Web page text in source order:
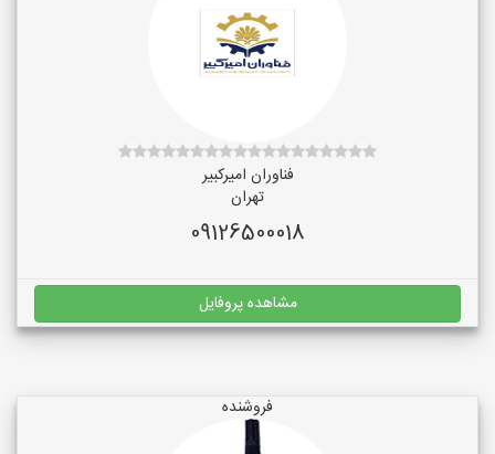
فناوران امیرکبیر
تهران
09126500018
مشاهده پروفایل
فروشنده